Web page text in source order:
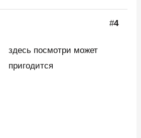
#4
здесь посмотри может
пригодится